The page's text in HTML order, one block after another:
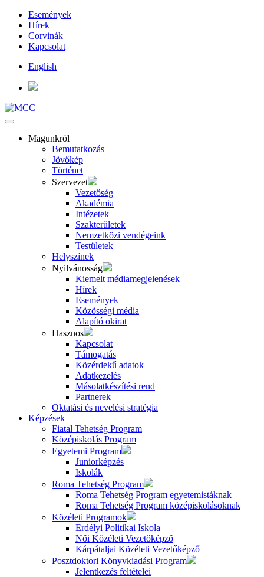
Események
Hírek
Corvinák
Kapcsolat
English
Magunkról
Bemutatkozás
Jövőkép
Történet
Szervezet
Vezetőség
Akadémia
Intézetek
Szakterületek
Nemzetközi vendégeink
Testületek
Helyszínek
Nyilvánosság
Kiemelt médiamegjelenések
Hírek
Események
Közösségi média
Alapító okirat
Hasznos
Kapcsolat
Támogatás
Közérdekű adatok
Adatkezelés
Másolatkészítési rend
Partnerek
Oktatási és nevelési stratégia
Képzések
Fiatal Tehetség Program
Középiskolás Program
Egyetemi Program
Juniorképzés
Iskolák
Roma Tehetség Program
Roma Tehetség Program egyetemistáknak
Roma Tehetség Program középiskolásoknak
Közéleti Programok
Erdélyi Politikai Iskola
Női Közéleti Vezetőképző
Kárpátaljai Közéleti Vezetőképző
Posztdoktori Könyvkiadási Program
Jelentkezés feltételei